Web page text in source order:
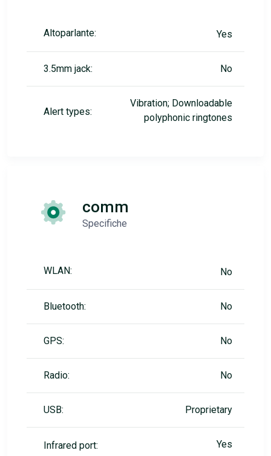
Altoparlante: Yes
3.5mm jack: No
Alert types:
Vibration; Downloadable
polyphonic ringtones
comm
Specifiche
WLAN: No
Bluetooth: No
GPS: No
Radio: No
USB: Proprietary
Infrared port: Yes